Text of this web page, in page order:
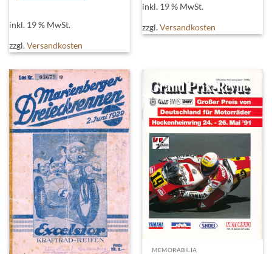
inkl. 19 % MwSt.
zzgl.Versandkosten
inkl. 19 % MwSt.
zzgl.Versandkosten
MEMORABILIA